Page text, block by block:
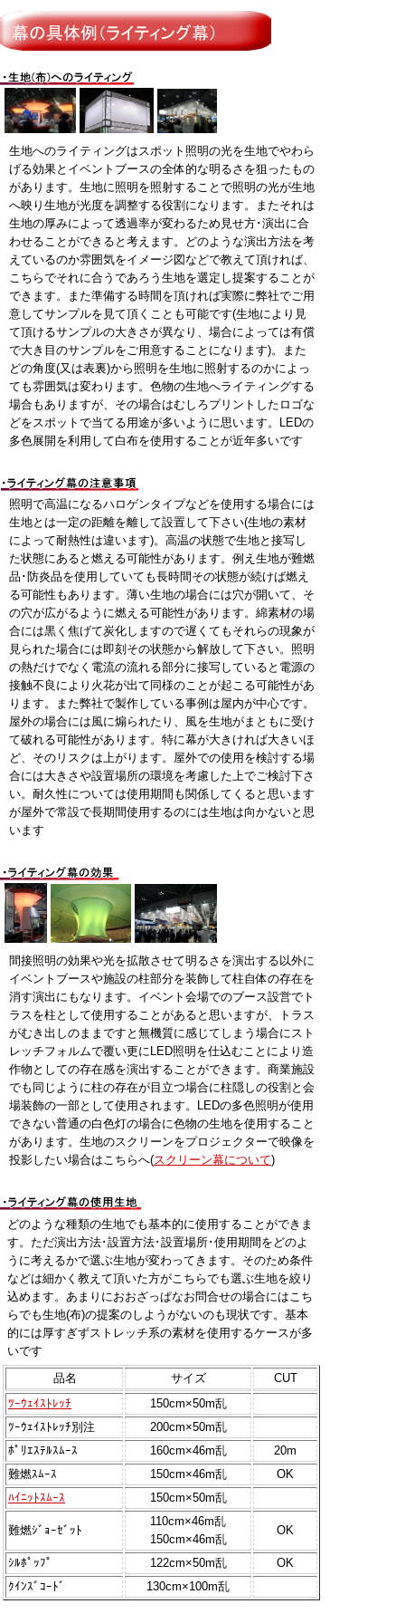
生地へのライティングはスポット照明の光を生地でやわら
げる効果とイベントブースの全体的な明るさを狙ったもの
があります。生地に照明を照射することで照明の光が生地
へ映り生地が光度を調整する役割になります。またそれは
生地の厚みによって透過率が変わるため見せ方･演出に合
わせることができると考えます。どのような演出方法を考
えているのか雰囲気をイメージ図などで教えて頂ければ、
こちらでそれに合うであろう生地を選定し提案することが
できます。また準備する時間を頂ければ実際に弊社でご用
意してサンプルを見て頂くことも可能です(生地により見
て頂けるサンプルの大きさが異なり、場合によっては有償
で大き目のサンプルをご用意することになります)。また
どの角度(又は表裏)から照明を生地に照射するのかによっ
ても雰囲気は変わります。色物の生地へライティングする
場合もありますが、その場合はむしろプリントしたロゴな
どをスポットで当てる用途が多いように思います。LEDの
多色展開を利用して白布を使用することが近年多いです
照明で高温になるハロゲンタイプなどを使用する場合には
生地とは一定の距離を離して設置して下さい(生地の素材
によって耐熱性は違います)。高温の状態で生地と接写し
た状態にあると燃える可能性があります。例え生地が難燃
品･防炎品を使用していても長時間その状態が続けば燃え
る可能性もあります。薄い生地の場合には穴が開いて、そ
の穴が広がるように燃える可能性があります。綿素材の場
合には黒く焦げて炭化しますので遅くてもそれらの現象が
見られた場合には即刻その状態から解放して下さい。照明
の熱だけでなく電流の流れる部分に接写していると電源の
接触不良により火花が出て同様のことが起こる可能性があ
ります。また弊社で製作している事例は屋内が中心です。
屋外の場合には風に煽られたり、風を生地がまともに受け
て破れる可能性があります。特に幕が大きければ大きいほ
ど、そのリスクは上がります。屋外での使用を検討する場
合には大きさや設置場所の環境を考慮した上でご検討下さ
い。耐久性については使用期間も関係してくると思います
が屋外で常設で長期間使用するのには生地は向かないと思
います
間接照明の効果や光を拡散させて明るさを演出する以外に
イベントブースや施設の柱部分を装飾して柱自体の存在を
消す演出にもなります。イベント会場でのブース設営でト
ラスを柱として使用することがあると思いますが、トラス
がむき出しのままですと無機質に感じてしまう場合にスト
レッチフォルムで覆い更にLED照明を仕込むことにより造
作物としての存在感を演出することができます。商業施設
でも同じように柱の存在が目立つ場合に柱隠しの役割と会
場装飾の一部として使用されます。LEDの多色照明が使用
できない普通の白色灯の場合に色物の生地を使用すること
があります。生地のスクリーンをプロジェクターで映像を
投影したい場合はこちらへ(スクリーン幕について)
どのような種類の生地でも基本的に使用することができま
す。ただ演出方法･設置方法･設置場所･使用期間をどのよ
うに考えるかで選ぶ生地が変わってきます。そのため条件
などは細かく教えて頂いた方がこちらでも選ぶ生地を絞り
込めます。あまりにおおざっぱなお問合せの場合にはこち
らでも生地(布)の提案のしようがないのも現状です。基本
的には厚すぎずストレッチ系の素材を使用するケースが多
いです
品名
サイズ
CUT
ﾂｰｳｪｲｽﾄﾚｯﾁ
150cm×50m乱
ﾂｰｳｪｲｽﾄﾚｯﾁ別注
200cm×50m乱
ﾎﾟﾘｴｽﾃﾙｽﾑｰｽ
160cm×46m乱
20m
難燃ｽﾑｰｽ
150cm×46m乱
OK
ﾊｲﾆｯﾄｽﾑｰｽ
150cm×50m乱
難燃ｼﾞｮｰｾﾞｯﾄ
110cm×46m乱
150cm×46m乱
OK
ｼﾙﾎﾟｯﾌﾟ 122cm×50m乱
OK
ｸｲﾝｽﾞｺｰﾄﾞ
130cm×100m乱